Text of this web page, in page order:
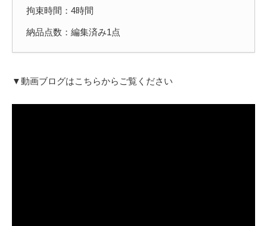
拘束時間：4時間
納品点数：編集済み1点
▼動画ブログはこちらからご覧ください